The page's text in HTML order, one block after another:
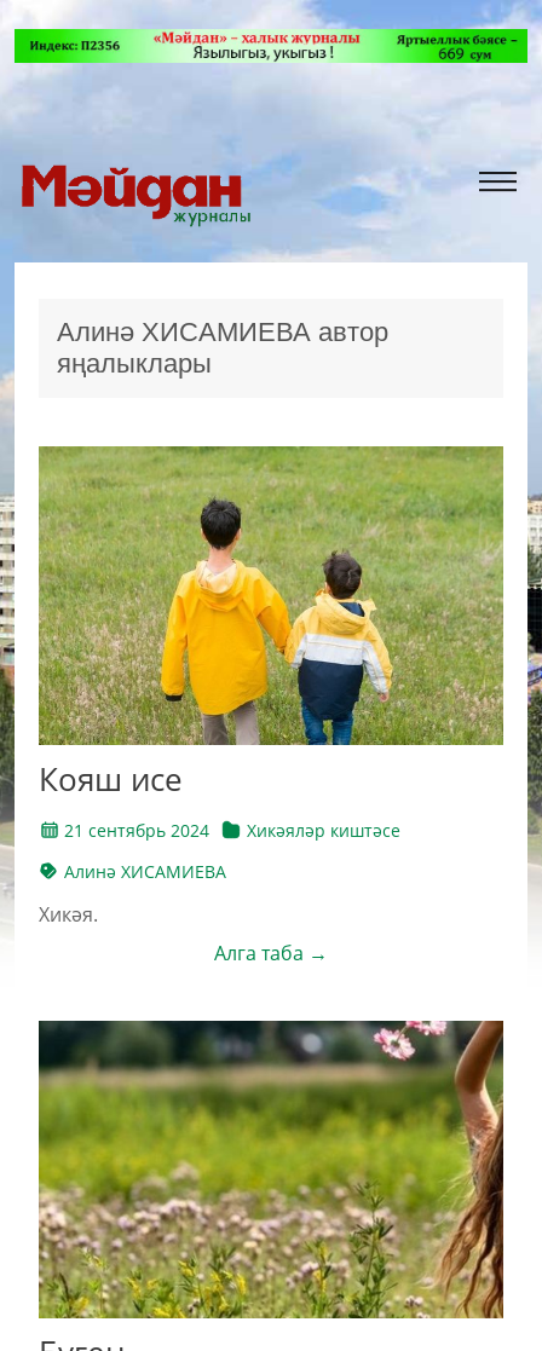
Алинә ХИСАМИЕВА автор
яңалыклары
Кояш исе
21 сентябрь 2024
Хикәяләр киштәсе
Алинә ХИСАМИЕВА
Хикәя.
Алга таба →